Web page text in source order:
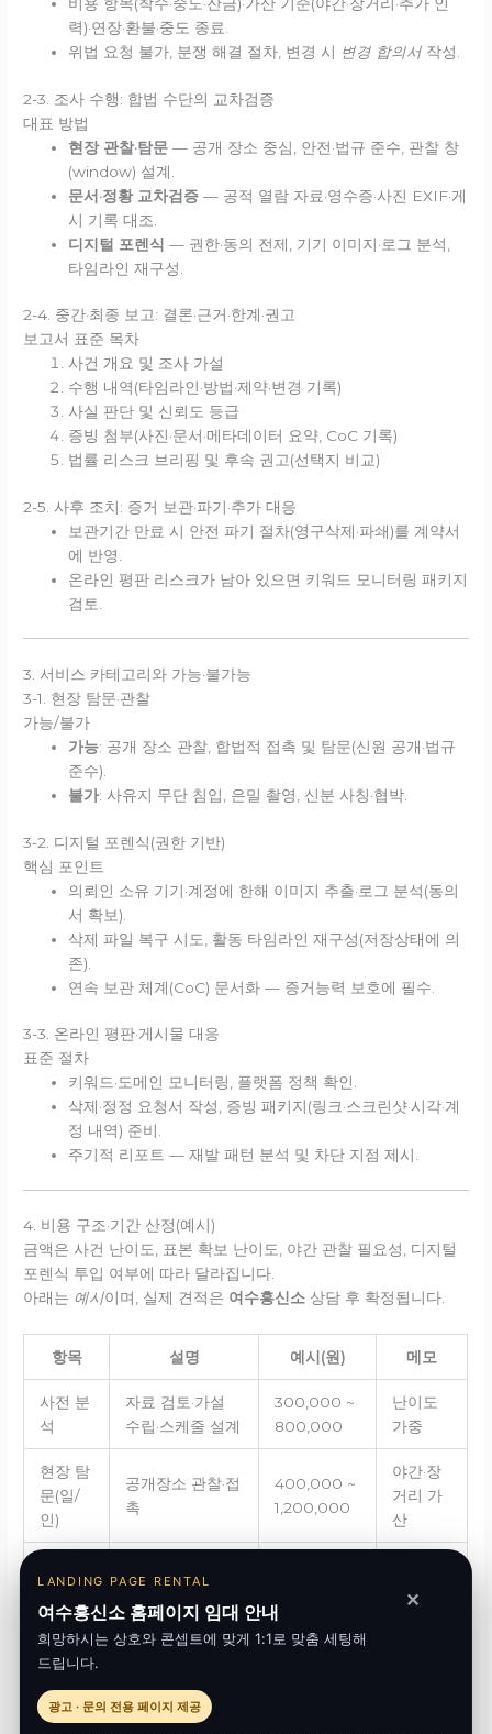
비용 항목(착수·중도·잔금)·가산 기준(야간·장거리·추가 인
력)·연장·환불·중도 종료.
위법 요청 불가, 분쟁 해결 절차, 변경 시 변경 합의서 작성.
2-3. 조사 수행: 합법 수단의 교차검증
대표 방법
현장 관찰·탐문 — 공개 장소 중심, 안전·법규 준수, 관찰 창
(window) 설계.
문서·정황 교차검증 — 공적 열람 자료·영수증·사진 EXIF·게
시 기록 대조.
디지털 포렌식 — 권한·동의 전제, 기기 이미지·로그 분석,
타임라인 재구성.
2-4. 중간·최종 보고: 결론·근거·한계·권고
보고서 표준 목차
사건 개요 및 조사 가설
수행 내역(타임라인·방법·제약·변경 기록)
사실 판단 및 신뢰도 등급
증빙 첨부(사진·문서·메타데이터 요약, CoC 기록)
법률 리스크 브리핑 및 후속 권고(선택지 비교)
2-5. 사후 조치: 증거 보관·파기·추가 대응
보관기간 만료 시 안전 파기 절차(영구삭제·파쇄)를 계약서
에 반영.
온라인 평판 리스크가 남아 있으면 키워드 모니터링 패키지
검토.
3. 서비스 카테고리와 가능·불가능
3-1. 현장 탐문·관찰
가능/불가
가능: 공개 장소 관찰, 합법적 접촉 및 탐문(신원 공개·법규
준수).
불가: 사유지 무단 침입, 은밀 촬영, 신분 사칭·협박.
3-2. 디지털 포렌식(권한 기반)
핵심 포인트
의뢰인 소유 기기·계정에 한해 이미지 추출·로그 분석(동의
서 확보).
삭제 파일 복구 시도, 활동 타임라인 재구성(저장상태에 의
존).
연속 보관 체계(CoC) 문서화 — 증거능력 보호에 필수.
3-3. 온라인 평판·게시물 대응
표준 절차
키워드·도메인 모니터링, 플랫폼 정책 확인.
삭제·정정 요청서 작성, 증빙 패키지(링크·스크린샷·시각·계
정 내역) 준비.
주기적 리포트 — 재발 패턴 분석 및 차단 지점 제시.
4. 비용 구조·기간 산정(예시)
금액은 사건 난이도, 표본 확보 난이도, 야간 관찰 필요성, 디지털
포렌식 투입 여부에 따라 달라집니다.
아래는 예시이며, 실제 견적은 여수흥신소 상담 후 확정됩니다.
항목 설명 예시(원) 메모
사전 분
석
자료 검토·가설
수립·스케줄 설계
300,000 ~
800,000
난이도
가중
현장 탐
문(일/
인)
공개장소 관찰·접
촉
400,000 ~
1,200,000
야간·장
거리 가
산
디지털
포렌식
기기 이미지·로그
분석
2,500,000
온라인
링
리포트
LANDING PAGE RENTAL
여수흥신소 홈페이지 임대 안내
희망하시는 상호와 콘셉트에 맞게 1:1로 맞춤 세팅해
드립니다.
✕
광고 · 문의 전용 페이지 제공